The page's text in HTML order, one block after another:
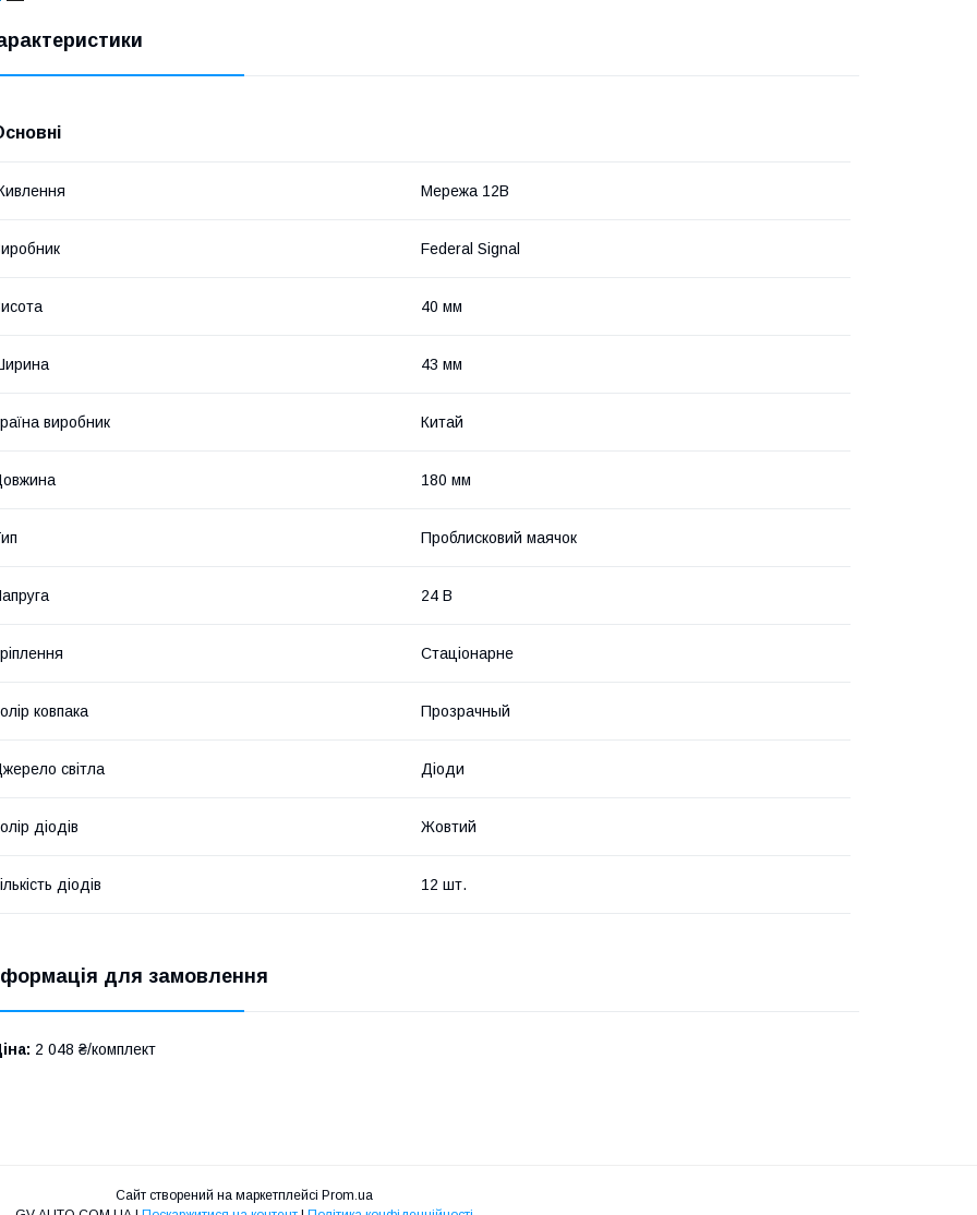
Мережа 12В
Federal Signal
40 мм
43 мм
виробник Китай
180 мм
Проблисковий маячок
24 В
Стаціонарне
ковпака Прозрачный
світла Діоди
діодів Жовтий
діодів 12 шт.
для замовлення
2 048 ₴/комплект
Сайт створений на маркетплейсі Prom.ua